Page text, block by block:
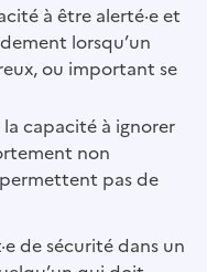
à être alerté·e et
lorsqu’un
ou important se
capacité à ignorer
non
pas de
de sécurité dans un